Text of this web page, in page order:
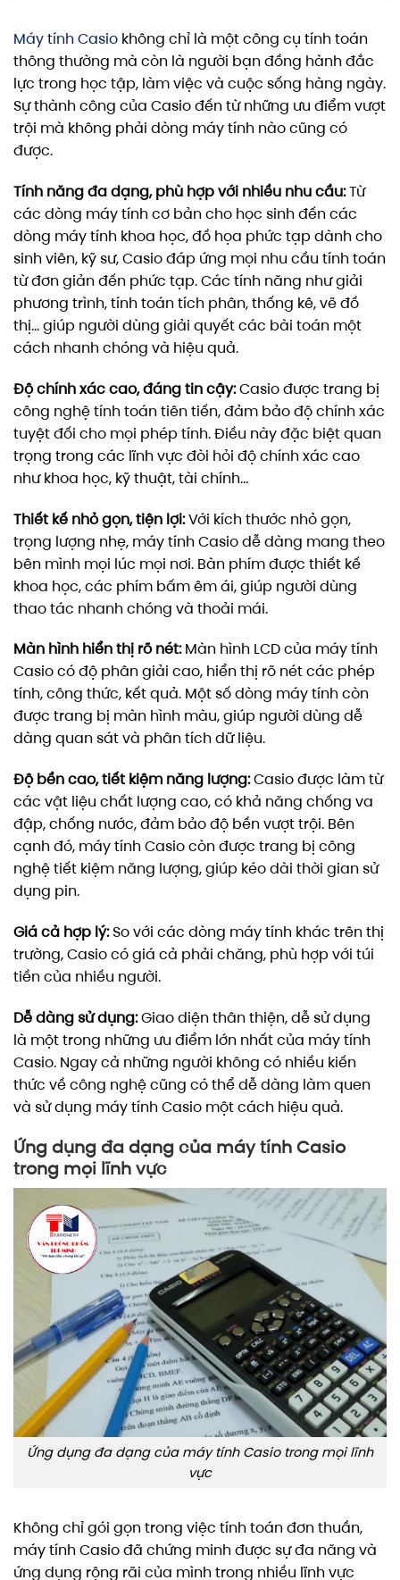
Máy tính Casio không chỉ là một công cụ tính toán
thông thường mà còn là người bạn đồng hành đắc
lực trong học tập, làm việc và cuộc sống hàng ngày.
Sự thành công của Casio đến từ những ưu điểm vượt
trội mà không phải dòng máy tính nào cũng có
được.
Tính năng đa dạng, phù hợp với nhiều nhu cầu:Từ
các dòng máy tính cơ bản cho học sinh đến các
dòng máy tính khoa học, đồ họa phức tạp dành cho
sinh viên, kỹ sư, Casio đáp ứng mọi nhu cầu tính toán
từ đơn giản đến phức tạp. Các tính năng như giải
phương trình, tính toán tích phân, thống kê, vẽ đồ
thị… giúp người dùng giải quyết các bài toán một
cách nhanh chóng và hiệu quả.
Độ chính xác cao, đáng tin cậy:Casio được trang bị
công nghệ tính toán tiên tiến, đảm bảo độ chính xác
tuyệt đối cho mọi phép tính. Điều này đặc biệt quan
trọng trong các lĩnh vực đòi hỏi độ chính xác cao
như khoa học, kỹ thuật, tài chính…
Thiết kế nhỏ gọn, tiện lợi:Với kích thước nhỏ gọn,
trọng lượng nhẹ, máy tính Casio dễ dàng mang theo
bên mình mọi lúc mọi nơi. Bàn phím được thiết kế
khoa học, các phím bấm êm ái, giúp người dùng
thao tác nhanh chóng và thoải mái.
Màn hình hiển thị rõ nét:Màn hình LCD của máy tính
Casio có độ phân giải cao, hiển thị rõ nét các phép
tính, công thức, kết quả. Một số dòng máy tính còn
được trang bị màn hình màu, giúp người dùng dễ
dàng quan sát và phân tích dữ liệu.
Độ bền cao, tiết kiệm năng lượng:Casio được làm từ
các vật liệu chất lượng cao, có khả năng chống va
đập, chống nước, đảm bảo độ bền vượt trội. Bên
cạnh đó, máy tính Casio còn được trang bị công
nghệ tiết kiệm năng lượng, giúp kéo dài thời gian sử
dụng pin.
Giá cả hợp lý:So với các dòng máy tính khác trên thị
trường, Casio có giá cả phải chăng, phù hợp với túi
tiền của nhiều người.
Dễ dàng sử dụng:Giao diện thân thiện, dễ sử dụng
là một trong những ưu điểm lớn nhất của máy tính
Casio. Ngay cả những người không có nhiều kiến
thức về công nghệ cũng có thể dễ dàng làm quen
và sử dụng máy tính Casio một cách hiệu quả.
Ứng dụng đa dạng của máy tính Casio
trong mọi lĩnh vực
Ứng dụng đa dạng của máy tính Casio trong mọi lĩnh
vực
Không chỉ gói gọn trong việc tính toán đơn thuần,
máy tính Casio đã chứng minh được sự đa năng và
ứng dụng rộng rãi của mình trong nhiều lĩnh vực